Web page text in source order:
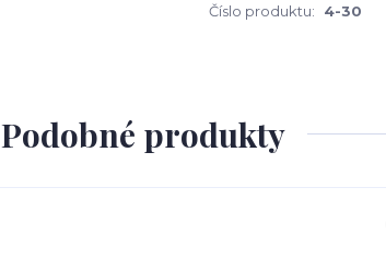
Číslo produktu: 4-30
Podobné produkty